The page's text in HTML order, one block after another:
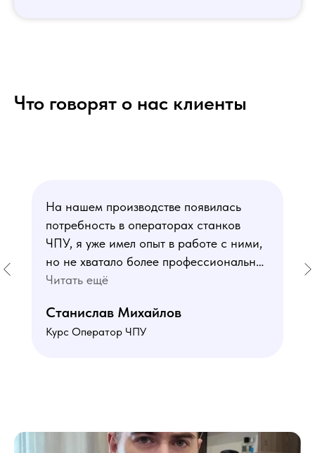
Что говорят о нас клиенты
На нашем производстве появилась
потребность в операторах станков
ЧПУ, я уже имел опыт в работе с ними,
но не хватало более профессиональных
знаний. В курсе мне понравился блок
и программированию - это как раз то,
чего мне не хватало. Преподаватели
доволен, в работе всё пригодилось!
Читать ещё
Станислав Михайлов
Курс Оператор ЧПУ